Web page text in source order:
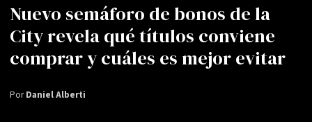
Nuevo semáforo de bonos de la
City revela qué títulos conviene
comprar y cuáles es mejor evitar
PorDaniel Alberti